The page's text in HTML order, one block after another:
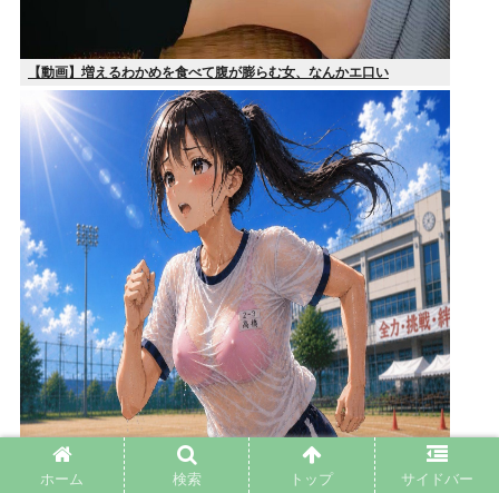
【動画】増えるわかめを食べて腹が膨らむ女、なんかエ口い
ホーム 検索 トップ サイドバー